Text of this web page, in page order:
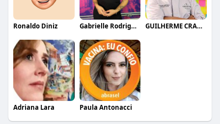
Ronaldo Diniz Gabrielle Rodrigues GUILHERME CRAMER BALLE
Adriana Lara Paula Antonacci